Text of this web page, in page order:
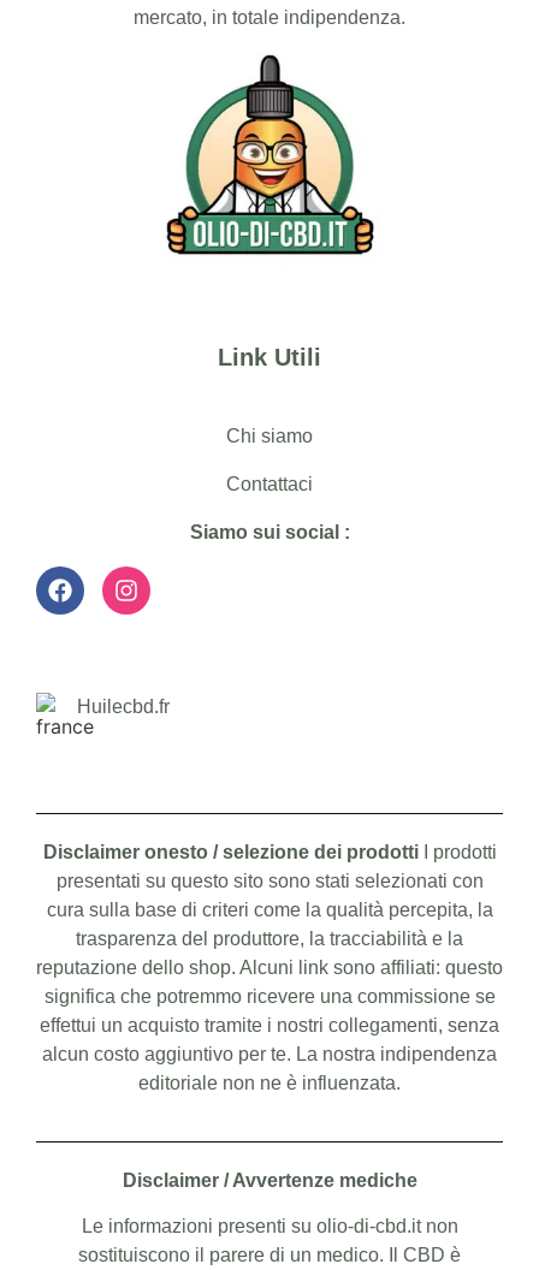
mercato, in totale indipendenza.
Link Utili
Chi siamo
Contattaci
Siamo sui social :
Huilecbd.fr
Disclaimer onesto / selezione dei prodottiI prodotti
presentati su questo sito sono stati selezionati con
cura sulla base di criteri come la qualità percepita, la
trasparenza del produttore, la tracciabilità e la
reputazione dello shop. Alcuni link sono affiliati: questo
significa che potremmo ricevere una commissione se
effettui un acquisto tramite i nostri collegamenti, senza
alcun costo aggiuntivo per te. La nostra indipendenza
editoriale non ne è influenzata.
Disclaimer / Avvertenze mediche
Le informazioni presenti su olio-di-cbd.it non
sostituiscono il parere di un medico. Il CBD è